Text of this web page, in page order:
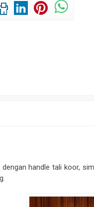
handle tali koor,